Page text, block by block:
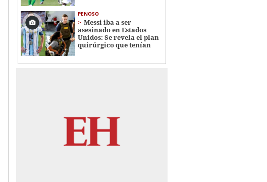
PENOSO
Messi iba a ser
asesinado en Estados
Unidos: Se revela el plan
quirúrgico que tenían